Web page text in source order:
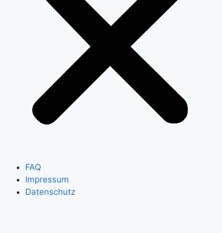
FAQ
Impressum
Datenschutz